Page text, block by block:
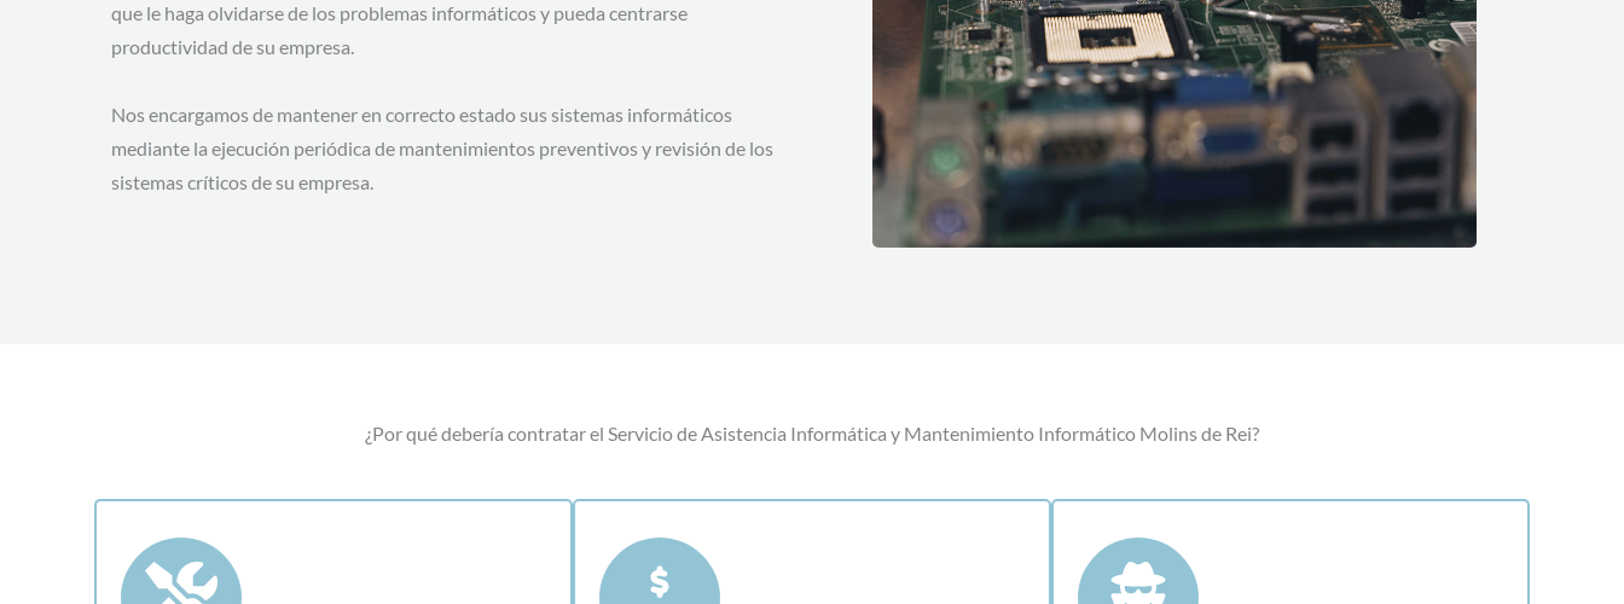
que le haga olvidarse de los problemas informáticos y pueda centrarse
productividad de su empresa.
Nos encargamos de mantener en correcto estado sus sistemas informáticos
mediante la ejecución periódica de mantenimientos preventivos y revisión de los
sistemas críticos de su empresa.
¿Por qué debería contratar el Servicio de Asistencia Informática y Mantenimiento Informático Molins de Rei?